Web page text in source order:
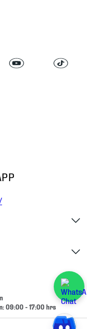
09:00 - 17:00 hrs